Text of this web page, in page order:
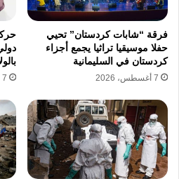
وصلوا إلى مقر الاحتجاز
بالغة وإصابات شديدة
الإسعافات الطبية اللازمة
الطرق غير الرسمية وغير
الجهات الأمنية في نقل
السجون، حيث وثقت حالة
بنقل مواطن مكبل ومحتجز
فرقة “شابات كردستان” تحيي
حفلا موسيقيا تراثيا يجمع أجزاء
كردستان في السليمانية
7 أغسطس، 2026 7 أغسطس، 2026